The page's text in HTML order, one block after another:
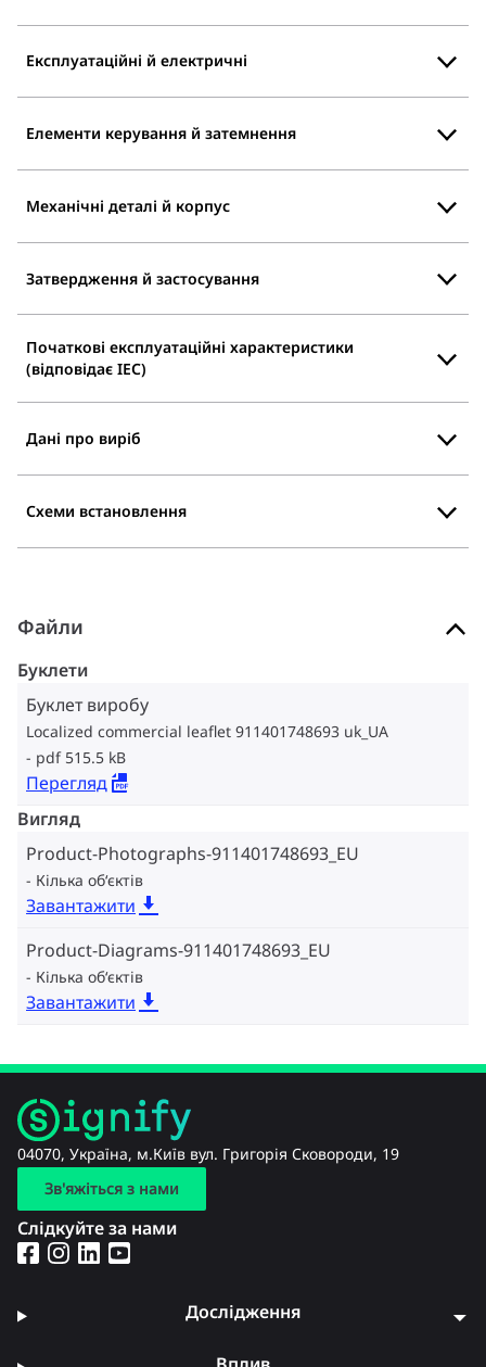
Експлуатаційні й електричні
Елементи керування й затемнення
Механічні деталі й корпус
Затвердження й застосування
Початкові експлуатаційні характеристики
(відповідає IEC)
Дані про виріб
Схеми встановлення
Файли
Буклети
Буклет виробу
Localized commercial leaflet 911401748693 uk_UA
pdf 515.5 kB
Перегляд
Вигляд
Product-Photographs-911401748693_EU
Кілька об‘єктів
Завантажити
Product-Diagrams-911401748693_EU
Кілька об‘єктів
Завантажити
04070, Україна, м.Київ вул. Григорія Сковороди, 19
Зв'яжіться з нами
Слідкуйте за нами
Дослідження